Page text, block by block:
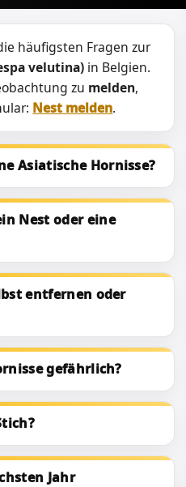
häufigsten Fragen zur
velutina) in Belgien.
zu melden,
Nest melden.
Asiatische Hornisse?
Nest oder eine
entfernen oder
gefährlich?
Jahr